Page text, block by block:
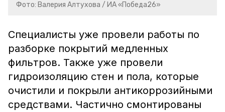
Фото: Валерия Алтухова / ИА «Победа26»
Специалисты уже провели работы по
разборке покрытий медленных
фильтров. Также уже провели
гидроизоляцию стен и пола, которые
очистили и покрыли антикоррозийными
средствами. Частично смонтированы